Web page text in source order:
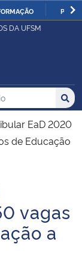
DA UFSM
no Sítio
EaD 2020
de Educação
vagas
a